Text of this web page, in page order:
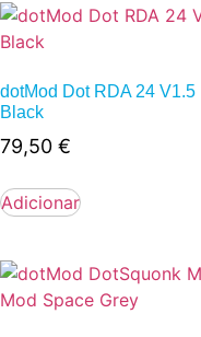
dotMod Dot RDA 24 V1.5
Black
79,50 €
Adicionar